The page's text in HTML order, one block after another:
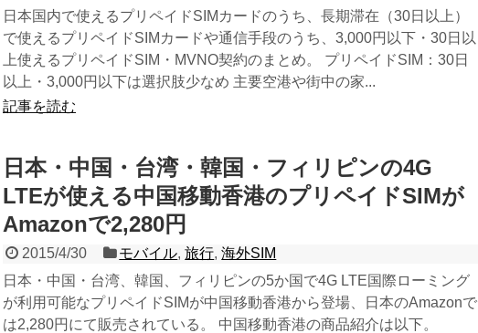
日本国内で使えるプリペイドSIMカードのうち、長期滞在（30日以上）
で使えるプリペイドSIMカードや通信手段のうち、3,000円以下・30日以
上使えるプリペイドSIM・MVNO契約のまとめ。 プリペイドSIM：30日
以上・3,000円以下は選択肢少なめ 主要空港や街中の家...
記事を読む
日本・中国・台湾・韓国・フィリピンの4G
LTEが使える中国移動香港のプリペイドSIMが
Amazonで2,280円
2015/4/30 モバイル,旅行,海外SIM
日本・中国・台湾、韓国、フィリピンの5か国で4G LTE国際ローミング
が利用可能なプリペイドSIMが中国移動香港から登場、日本のAmazonで
は2,280円にて販売されている。 中国移動香港の商品紹介は以下。